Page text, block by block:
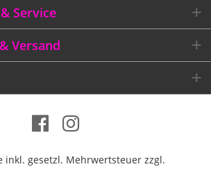
Service
Versand
inkl. gesetzl. Mehrwertsteuer zzgl.